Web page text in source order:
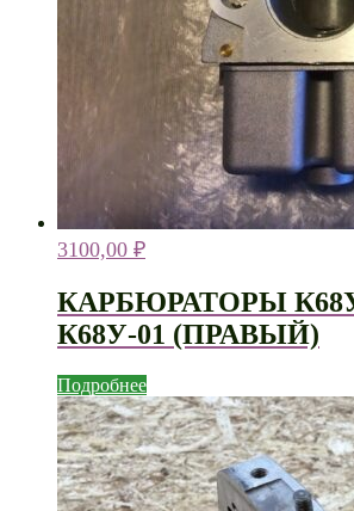
3100,00 ₽
КАРБЮРАТОРЫ
К68У-01 (ПРАВЫЙ)
Подробнее